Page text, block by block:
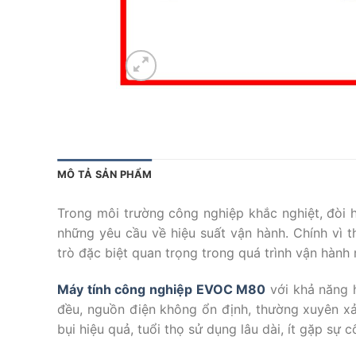
MÔ TẢ SẢN PHẨM
Trong môi trường công nghiệp khắc nghiệt,
những yêu cầu về hiệu suất vận hành. Chính vì
trò đặc biệt quan trọng trong quá trình vận
Máy tính công nghiệp EVOC M80 với khả năng
đều, nguồn điện không ổn định, thường xuyên
bụi hiệu quả, tuổi thọ sử dụng lâu dài, ít gặp sự